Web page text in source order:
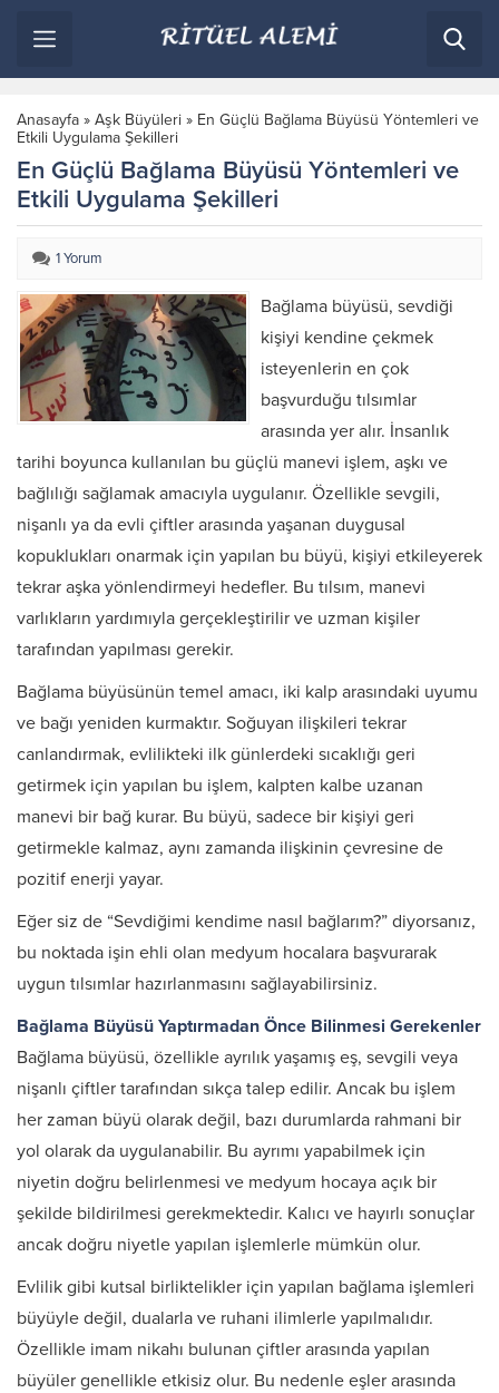
Anasayfa » Aşk Büyüleri » En Güçlü Bağlama Büyüsü Yöntemleri ve
Etkili Uygulama Şekilleri
En Güçlü Bağlama Büyüsü Yöntemleri ve
Etkili Uygulama Şekilleri
1 Yorum
Bağlama büyüsü, sevdiği
kişiyi kendine çekmek
isteyenlerin en çok
başvurduğu tılsımlar
arasında yer alır. İnsanlık
tarihi boyunca kullanılan bu güçlü manevi işlem, aşkı ve
bağlılığı sağlamak amacıyla uygulanır. Özellikle sevgili,
nişanlı ya da evli çiftler arasında yaşanan duygusal
kopuklukları onarmak için yapılan bu büyü, kişiyi etkileyerek
tekrar aşka yönlendirmeyi hedefler. Bu tılsım, manevi
varlıkların yardımıyla gerçekleştirilir ve uzman kişiler
tarafından yapılması gerekir.
Bağlama büyüsünün temel amacı, iki kalp arasındaki uyumu
ve bağı yeniden kurmaktır. Soğuyan ilişkileri tekrar
canlandırmak, evlilikteki ilk günlerdeki sıcaklığı geri
getirmek için yapılan bu işlem, kalpten kalbe uzanan
manevi bir bağ kurar. Bu büyü, sadece bir kişiyi geri
getirmekle kalmaz, aynı zamanda ilişkinin çevresine de
pozitif enerji yayar.
Eğer siz de “Sevdiğimi kendime nasıl bağlarım?” diyorsanız,
bu noktada işin ehli olan medyum hocalara başvurarak
uygun tılsımlar hazırlanmasını sağlayabilirsiniz.
Bağlama Büyüsü Yaptırmadan Önce Bilinmesi Gerekenler
Bağlama büyüsü, özellikle ayrılık yaşamış eş, sevgili veya
nişanlı çiftler tarafından sıkça talep edilir. Ancak bu işlem
her zaman büyü olarak değil, bazı durumlarda rahmani bir
yol olarak da uygulanabilir. Bu ayrımı yapabilmek için
niyetin doğru belirlenmesi ve medyum hocaya açık bir
şekilde bildirilmesi gerekmektedir. Kalıcı ve hayırlı sonuçlar
ancak doğru niyetle yapılan işlemlerle mümkün olur.
Evlilik gibi kutsal birliktelikler için yapılan bağlama işlemleri
büyüyle değil, dualarla ve ruhani ilimlerle yapılmalıdır.
Özellikle imam nikahı bulunan çiftler arasında yapılan
büyüler genellikle etkisiz olur. Bu nedenle eşler arasında